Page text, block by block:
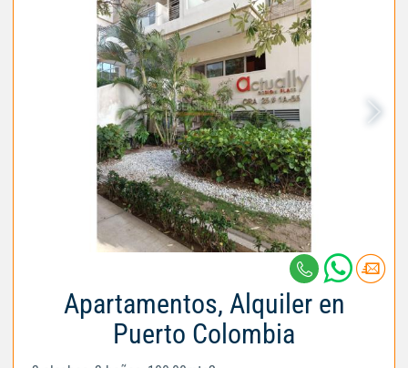
Apartamentos, Alquiler en
Puerto Colombia